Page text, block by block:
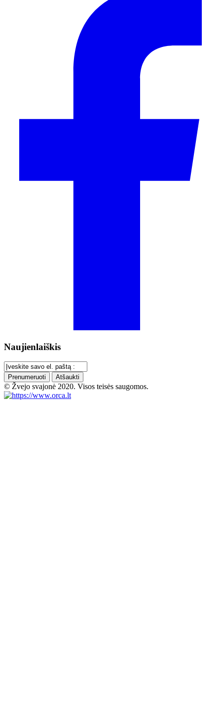
Naujienlaiškis
Prenumeruoti Atšaukti
© Žvejo svajonė 2020. Visos teisės saugomos.